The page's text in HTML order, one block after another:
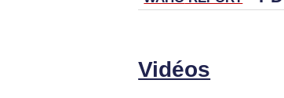
Vidéos